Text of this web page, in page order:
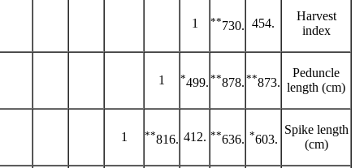
Harvest
index
.454
.730
**
1
Peduncle
length (cm)
.873
**
.878
**
.499
*
1
Spike length
(cm)
.603
*
.636
**
.412
.816
**
1